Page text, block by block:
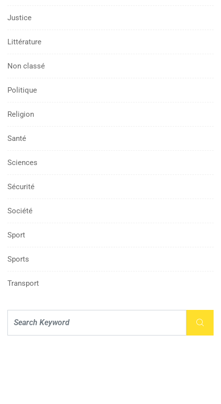
Justice
Littérature
Non classé
Politique
Religion
Santé
Sciences
Sécurité
Société
Sport
Sports
Transport